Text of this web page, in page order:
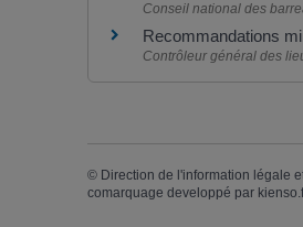
Conseil national des
Recommandations
Contrôleur général des
© Direction de l'information légale
comarquage developpé par